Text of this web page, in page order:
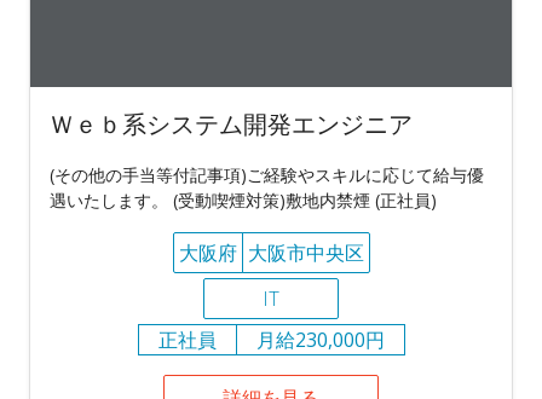
Ｗｅｂ系システム開発エンジニア
(その他の手当等付記事項)ご経験やスキルに応じて給与優
遇いたします。 (受動喫煙対策)敷地内禁煙 (正社員)
大阪府 大阪市中央区
IT
正社員
月給230,000円